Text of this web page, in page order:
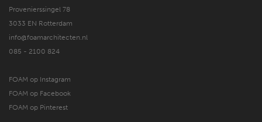
Provenierssingel 78
3033 EN Rotterdam
info@foamarchitecten.nl
085 - 2100 824
FOAM op Instagram
FOAM op Facebook
FOAM op Pinterest